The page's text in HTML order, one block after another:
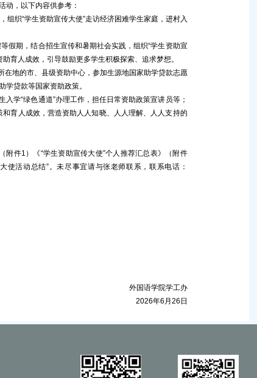
，以下内容供参考：
织“学生资助宣传大使”走访经济困难学生家庭，进村入
期，结合招生宣传和暑期社会实践，组织“学生资助宣
育人成效，引导鼓励更多学生积极探索、追求梦想。
地的市、县级资助中心，参加生源地国家助学贷款志愿
学贷款等国家资助政策。
学“绿色通道”办理工作，担任日常资助政策宣讲员等；
育人成效，营造资助人人知晓、人人理解、人人支持的
件1）《“学生资助宣传大使”个人推荐汇总表》（附件
使活动总结”。未尽事宜请与张老师联系，联系电话：
外国语学院学工办
2026年6月26日